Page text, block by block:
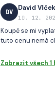
DV
David Vlček
10. 12.
Koupě se mi
tuto cenu nemá
Zobrazit všech